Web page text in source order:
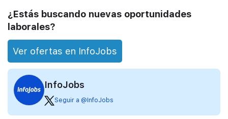
¿Estás buscando nuevas oportunidades
laborales?
Ver ofertas en InfoJobs
InfoJobs
Seguir a @InfoJobs